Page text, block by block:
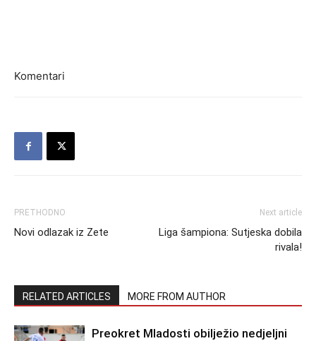
Komentari
PRETHODNO
Novi odlazak iz Zete
Next article
Liga šampiona: Sutjeska dobila
rivala!
RELATED ARTICLES MORE FROM AUTHOR
Preokret Mladosti obilježio nedjeljni